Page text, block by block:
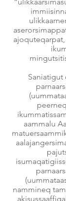
Saniatigut
aammalu
nammineq